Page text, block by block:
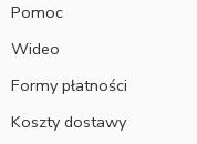
Pomoc
Wideo
Formy płatności
Koszty dostawy